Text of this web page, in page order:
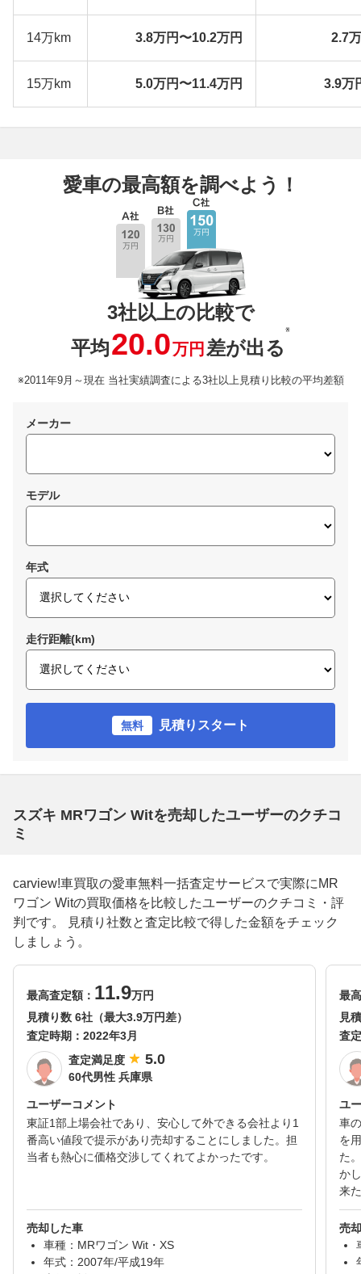
14万km 3.8万円〜10.2万円 2.7
15万km 5.0万円〜11.4万円 3.9万
愛車の最高額を調べよう！
3社以上の比較で
平均20.0万円 差が出る
※
※2011年9月～現在 当社実績調査による3社以上見積り比較の平均差額
メーカー
モデル
年式
走行距離(km)
無料 見積りスタート
スズキ MRワゴン Witを売却したユーザーのクチコ
ミ
carview!車買取の愛車無料一括査定サービスで実際にMR
ワゴン Witの買取価格を比較したユーザーのクチコミ・評
判です。 見積り社数と査定比較で得した金額をチェック
しましょう。
最高査定額： 11.9万円
見積り数 6社（最大3.9万円差）
査定時期： 2022年3月
査定満足度
5.0
60代男性 兵庫県
ユーザーコメント
東証1部上場会社であり、安心して外できる会社より1
番高い値段で提示があり売却することにしました。担
当者も熱心に価格交渉してくれてよかったです。
売却した車
車種：MRワゴン Wit・XS
年式：2007年/平成19年
最
見
査
ユ
車
を
た
か
来
売